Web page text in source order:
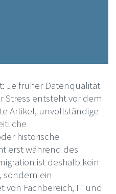
Je früher Datenqualität
Stress entsteht vor dem
Artikel, unvollständige
historische
erst während des
ist deshalb kein
sondern ein
von Fachbereich, IT und